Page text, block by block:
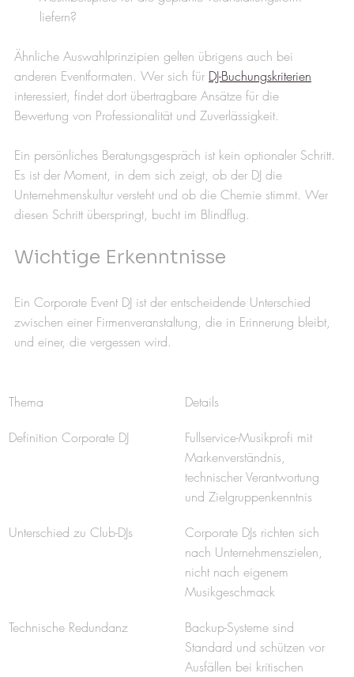
liefern?
Ähnliche Auswahlprinzipien gelten übrigens auch bei
anderen Eventformaten. Wer sich für DJ-Buchungskriterien
interessiert, findet dort übertragbare Ansätze für die
Bewertung von Professionalität und Zuverlässigkeit.
Ein persönliches Beratungsgespräch ist kein optionaler Schritt.
Es ist der Moment, in dem sich zeigt, ob der DJ die
Unternehmenskultur versteht und ob die Chemie stimmt. Wer
diesen Schritt überspringt, bucht im Blindflug.
Wichtige Erkenntnisse
Ein Corporate Event DJ ist der entscheidende Unterschied
zwischen einer Firmenveranstaltung, die in Erinnerung bleibt,
und einer, die vergessen wird.
Thema Details
Definition Corporate DJ
Fullservice-Musikprofi mit
Markenverständnis,
technischer Verantwortung
und Zielgruppenkenntnis
Unterschied zu Club-DJs
Corporate DJs richten sich
nach Unternehmenszielen,
nicht nach eigenem
Musikgeschmack
Technische Redundanz
Backup-Systeme sind
Standard und schützen vor
Ausfällen bei kritischen